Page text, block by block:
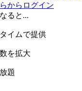
からログイン
ると...
イムで提供
を拡大
題